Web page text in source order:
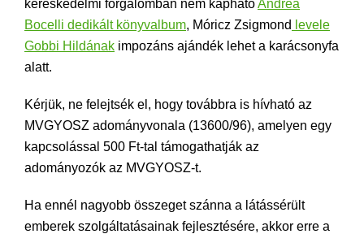
kereskedelmi forgalomban nem kaphatóAndrea
Bocelli dedikált könyvalbum, Móricz Zsigmond levele
Gobbi Hildának impozáns ajándék lehet a karácsonyfa
alatt.
Kérjük, ne felejtsék el, hogy továbbra is hívható az
MVGYOSZ adományvonala (13600/96), amelyen egy
kapcsolással 500 Ft-tal támogathatják az
adományozók az MVGYOSZ-t.
Ha ennél nagyobb összeget szánna a látássérült
emberek szolgáltatásainak fejlesztésére, akkor erre a